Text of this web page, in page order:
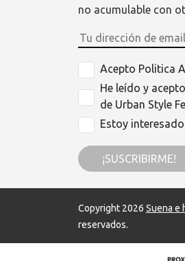
no acumulable con
Acepto Politica
He leído y
de Urban Style
Estoy
¡SUSCRIBIRME!
Copyright 2026 Suena e
reservados.